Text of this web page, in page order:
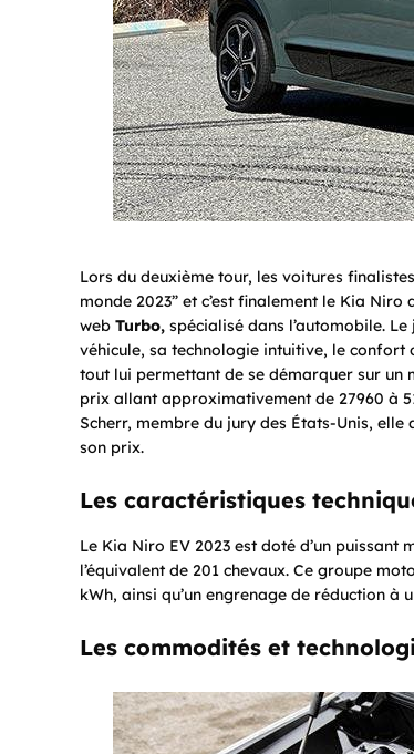
Lors du deuxième tour, les voitures
monde 2023” et c’est finalement le Kia
web Turbo, spécialisé dans l’automobile.
véhicule, sa technologie intuitive, le confort
tout lui permettant de se démarquer sur un
prix allant approximativement de 27960 à
Scherr, membre du jury des États-Unis,
son prix.
Les caractéristiques
Le Kia Niro EV 2023 est doté d’un
l’équivalent de 201 chevaux. Ce groupe
kWh, ainsi qu’un engrenage de réduction à
Les commodités et